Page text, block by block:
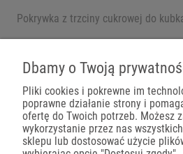
Pokrywka z trzciny cukrowej do
Płatności
Dbamy o Twoją
Pliki cookies i pokrewne im
poprawne działanie strony i
ofertę do Twoich potrzeb. Możesz
wykorzystanie przez nas
sklepu lub dostosować użycie